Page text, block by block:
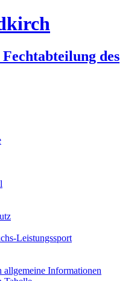
des
Leistungssport
allgemeine Informationen